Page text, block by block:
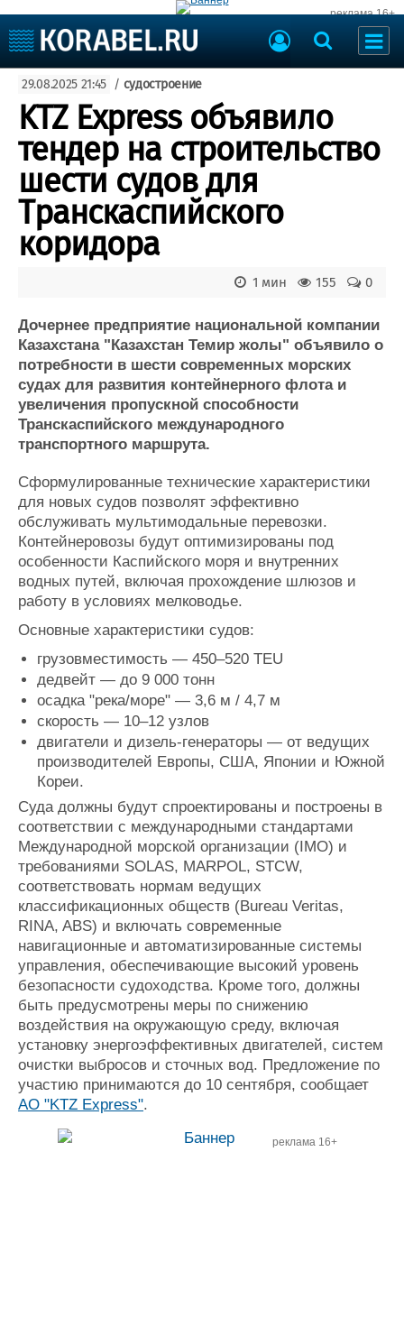
реклама 16+
Судоходство
Судоремонт
События
Порты
Рыболовство
Образование
Яхты и катера
Еще
Судостроение
Компании
Репутация
Работа
Крюинг
Журнал
Реклама
Доска объявлений
Оборудование
Изделия
Материалы
Услуги
Конференции
Выставки и семинары
Личности
Словарь
Флот
Галерея флота
Форум
Отзывы
Все службы
29.08.2025 21:45 / судостроение
KTZ Express объявило
тендер на строительство
шести судов для
Транскаспийского
коридора
0
155
1 мин
Дочернее предприятие национальной компании
Казахстана "Казахстан Темир жолы" объявило о
потребности в шести современных морских
судах для развития контейнерного флота и
увеличения пропускной способности
Транскаспийского международного
транспортного маршрута.
Сформулированные технические характеристики
для новых судов позволят эффективно
обслуживать мультимодальные перевозки.
Контейнеровозы будут оптимизированы под
особенности Каспийского моря и внутренних
водных путей, включая прохождение шлюзов и
работу в условиях мелководье.
Основные характеристики судов:
грузовместимость — 450–520 TEU
дедвейт — до 9 000 тонн
осадка "река/море" — 3,6 м / 4,7 м
скорость — 10–12 узлов
двигатели и дизель-генераторы — от ведущих
производителей Европы, США, Японии и Южной
Кореи.
Суда должны будут спроектированы и построены в
соответствии с международными стандартами
Международной морской организации (IMO) и
требованиями SOLAS, MARPOL, STCW,
соответствовать нормам ведущих
классификационных обществ (Bureau Veritas,
RINA, ABS) и включать современные
навигационные и автоматизированные системы
управления, обеспечивающие высокий уровень
безопасности судоходства. Кроме того, должны
быть предусмотрены меры по снижению
воздействия на окружающую среду, включая
установку энергоэффективных двигателей, систем
очистки выбросов и сточных вод. Предложение по
участию принимаются до 10 сентября, сообщает
АО "KTZ Express".
реклама 16+